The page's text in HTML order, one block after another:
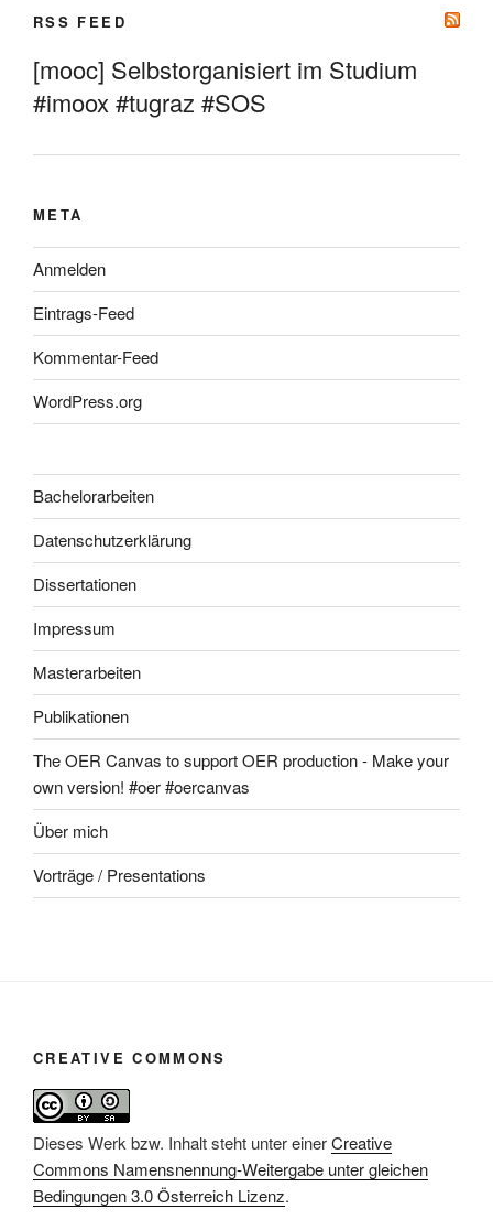
RSS FEED
[mooc] Selbstorganisiert im Studium
#imoox #tugraz #SOS
META
Anmelden
Eintrags-Feed
Kommentar-Feed
WordPress.org
Bachelorarbeiten
Datenschutzerklärung
Dissertationen
Impressum
Masterarbeiten
Publikationen
The OER Canvas to support OER production - Make your
own version! #oer #oercanvas
Über mich
Vorträge / Presentations
CREATIVE COMMONS
Dieses Werk bzw. Inhalt steht unter einerCreative
Commons Namensnennung-Weitergabe unter gleichen
Bedingungen 3.0 Österreich Lizenz.